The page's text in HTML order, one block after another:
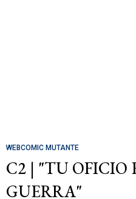
WEBCOMIC MUTANTE
C2 | "TU OFICIO
GUERRA"